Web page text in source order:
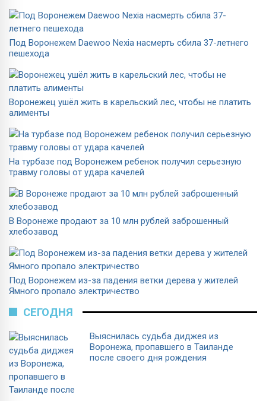
Под Воронежем Daewoo Nexia насмерть сбила 37-летнего
пешехода
Воронежец ушёл жить в карельский лес, чтобы не платить
алименты
На турбазе под Воронежем ребенок получил серьезную
травму головы от удара качелей
В Воронеже продают за 10 млн рублей заброшенный
хлебозавод
Под Воронежем из-за падения ветки дерева у жителей
Ямного пропало электричество
СЕГОДНЯ
Выяснилась судьба диджея из
Воронежа, пропавшего в Таиланде
после своего дня рождения